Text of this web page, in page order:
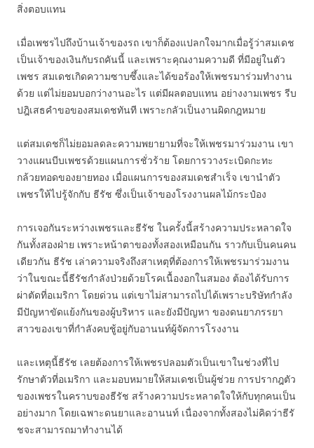
สิ่งตอบแทน
เมื่อเพชรไปถึงบ้านเจ้าของรถ เขาก็ต้องแปลกใจมากเมื่อรู้ว่าสมเดช
เป็นเจ้าของเงินกับรถคันนี้ และเพราะคุณงามความดี ที่มีอยู่ในตัว
เพชร สมเดชเกิดความซาบซึ้งและได้ขอร้องให้เพชรมาร่วมทำงาน
ด้วย แต่ไม่ยอมบอกว่างานอะไร แต่มีผลตอบแทน อย่างงามเพชร รีบ
ปฎิเสธคำขอของสมเดชทันที เพราะกลัวเป็นงานผิดกฎหมาย
แต่สมเดชก็ไม่ยอมลดละความพยายามที่จะให้เพชรมาร่วมงาน เขา
วางแผนบีบเพชรด้วยแผนการชั่วร้าย โดยการวางระเบิดกะทะ
กล้วยทอดของยายทอง เมื่อแผนการของสมเดชสำเร็จ เขานำตัว
เพชรให้ไปรู้จักกับ ธีรัช ซึ่งเป็นเจ้าของโรงงานผลไม้กระป๋อง
การเจอกันระหว่างเพชรและธีรัช ในครั้งนี้สร้างความประหลาดใจ
กันทั้งสองฝ่าย เพราะหน้าตาของทั้งสองเหมือนกัน ราวกับเป็นคนคน
เดียวกัน ธีรัช เล่าความจริงถึงสาเหตุที่ต้องการให้เพชรมาร่วมงาน
ว่าในขณะนี้ธีรัชกำลังป่วยด้วยโรคเนื้องอกในสมอง ต้องได้รับการ
ผ่าตัดที่อเมริกา โดยด่วน แต่เขาไม่สามารถไปได้เพราะบริษัทกำลัง
มีปัญหาขัดแย้งกันของผู้บริหาร และยังมีปัญหา ของดนยาภรรยา
สาวของเขาที่กำลังคบชู้อยู่กับอานนท์ผู้จัดการโรงงาน
และเหตุนี้ธีรัช เลยต้องการให้เพชรปลอมตัวเป็นเขาในช่วงที่ไป
รักษาตัวที่อเมริกา และมอบหมายให้สมเดชเป็นผู้ช่วย การปรากฎตัว
ของเพชรในคราบของธีรัช สร้างความประหลาดใจให้กับทุกคนเป็น
อย่างมาก โดยเฉพาะดนยาและอานนท์ เนื่องจากทั้งสองไม่คิดว่าธีรั
ชจะสามารถมาทำงานได้